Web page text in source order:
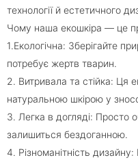
технології й естетичного
Чому наша екошкіра — це
1️.Екологічна: Зберігайте
потребує жертв тварин.
2️. Витривала та стійка: Ця
натуральною шкірою у
3️. Легка в догляді: Просто
залишиться бездоганною.
4️. Різноманітність дизайну: